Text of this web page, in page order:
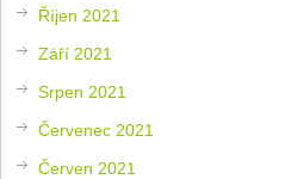
Říjen 2021
Září 2021
Srpen 2021
Červenec 2021
Červen 2021